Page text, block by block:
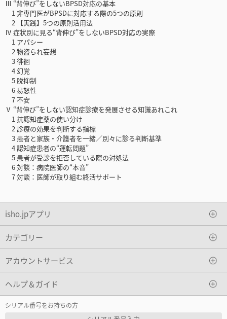
Ⅲ “背伸び”をしないBPSD対応の基本
1 非専門医がBPSDに対応する際の5つの原則
2 【実践】5つの原則活用法
Ⅳ 症状別に見る“背伸び”をしないBPSD対応の実際
1 アパシー
2 物盗られ妄想
3 徘徊
4 幻覚
5 脱抑制
6 易怒性
7 不安
Ⅴ “背伸び”をしない認知症診療を発展させる知識あれこれ
1 抗認知症薬の使い分け
2 診療の効果を判断する指標
3 患者と家族・介護者を一緒／別々に診る判断基準
4 認知症患者の“運転問題”
5 患者が受診を拒否している際の対処法
6 対談：病院医師の“本音”
7 対談：医師が取り組む終活サポート
isho.jpアプリ
カテゴリー
アカウントサービス
ヘルプ＆ガイド
シリアル番号をお持ちの方